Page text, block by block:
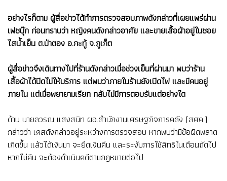
อย่างไรก็ตาม ผู้สื่อข่าวได้ทำการตรวจสอบภาพดังกล่าวที่เผยแพร่ผ่าน
เฟซบุ๊ก ก่อนทราบว่า หญิงคนดังกล่าวอาศัย และขายเสื้อผ้าอยู่ในซอย
ไสน้ำเย็น ต.ป่าตอง อ.กะทู้ จ.ภูเก็ต
ผู้สื่อข่าวจึงเดินทางไปที่ร้านดังกล่าวเมื่อช่วงเย็นที่ผ่านมา พบว่าร้าน
เสื้อผ้าได้ปิดไม่ให้บริการ แต่พบว่าภายในร้านยังเปิดไฟ และมีคนอยู่
ภายใน แต่เมื่อพยายามเรียก กลับไม่มีการตอบรับแต่อย่างใด
ด้าน นายลวรณ แสงสนิท ผอ.สำนักงานเศรษฐกิจการคลัง (สศค.)
กล่าวว่า เคสดังกล่าวอยู่ระหว่างการตรวจสอบ หากพบว่ามีข้อผิดพลาด
เกิดขึ้น แล้วได้เงินมา จะยึดเงินคืน และระงับการใช้สิทธิในเดือนถัดไป
หากไม่คืน จะต้องดำเนินคดีตามกฎหมายต่อไป